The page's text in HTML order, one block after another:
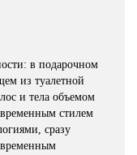
в подарочном
из туалетной
и тела объемом
стилем
сразу